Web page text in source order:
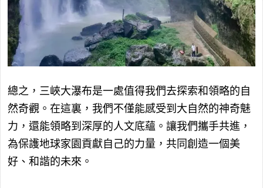
總之，三峽大瀑布是一處值得我們去探索和領略的自
然奇觀。在這裏，我們不僅能感受到大自然的神奇魅
力，還能領略到深厚的人文底蘊。讓我們攜手共進，
為保護地球家園貢獻自己的力量，共同創造一個美
好、和諧的未來。